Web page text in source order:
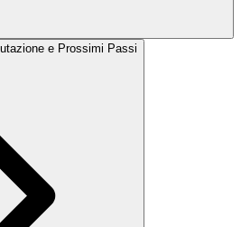
e Prossimi Passi